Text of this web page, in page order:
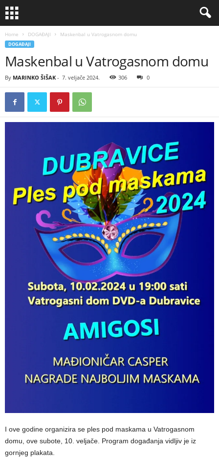
Home DOGAĐAJI Maskenbal u Vatrogasnom domu
DOGAĐAJI
Maskenbal u Vatrogasnom domu
By MARINKO ŠIŠAK - 7. veljače 2024. 306 0
I ove godine organizira se ples pod maskama u Vatrogasnom
domu, ove subote, 10. veljače. Program događanja vidljiv je iz
gornjeg plakata.